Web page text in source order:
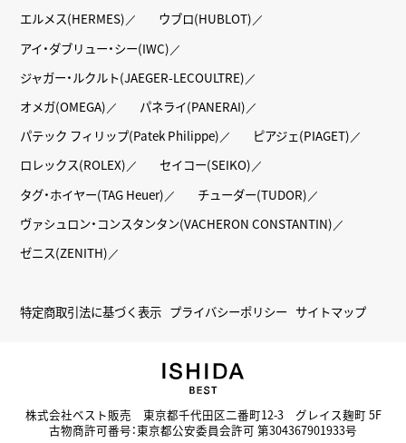
エルメス(HERMES)
ウブロ(HUBLOT)
アイ・ダブリュー・シー(IWC)
ジャガー・ルクルト(JAEGER-LECOULTRE)
オメガ(OMEGA)
パネライ(PANERAI)
パテック フィリップ(Patek Philippe)
ピアジェ(PIAGET)
ロレックス(ROLEX)
セイコー(SEIKO)
タグ・ホイヤー(TAG Heuer)
チューダー(TUDOR)
ヴァシュロン・コンスタンタン(VACHERON CONSTANTIN)
ゼニス(ZENITH)
特定商取引法に基づく表示 プライバシーポリシー サイトマップ
株式会社ベスト販売 東京都千代田区二番町12-3 グレイス麹町 5F
古物商許可番号：東京都公安委員会許可 第304367901933号